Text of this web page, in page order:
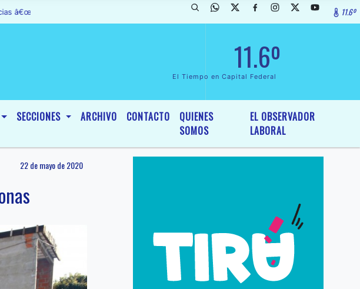
fue declarada de InterÃ©s General y Legislativo, por Ordenanza NÂº 6236/19 del11.6º
11.6º
El Tiempo en Capital Federal
SECCIONES ARCHIVO CONTACTO
QUIENES
SOMOS
EL OBSERVADOR
LABORAL
22 de mayo de 2020